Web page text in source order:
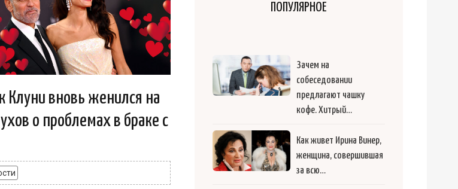
вновь женился на
о проблемах в браке с
ПОПУЛЯРНОЕ
Зачем на
собеседовании
предлагают чашку
кофе. Хитрый…
Как живет Ирина Винер,
женщина, совершившая
за всю…